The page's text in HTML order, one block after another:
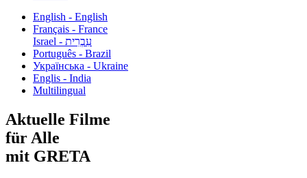
English - English
Français - France
עִבְרִית - Israel
Português - Brazil
Українська - Ukraine
Englis - India
Multilingual
Aktuelle Filme
für Alle
mit GRETA